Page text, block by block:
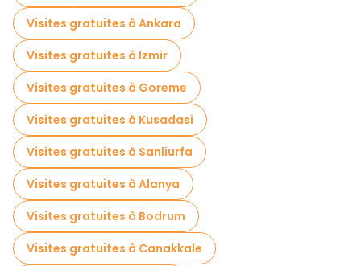
Excursions d'une journée gratuites à Sidé
Visites nocturnes gratuites à Sidé
Tours à vélo à Sidé
Visites gratuites à proximité Side
Visites gratuites à proximité Manavgat Waterfall
Visites gratuites à Ankara
Visites gratuites à Izmir
Visites gratuites à Goreme
Visites gratuites à Kusadasi
Visites gratuites à Sanliurfa
Visites gratuites à Alanya
Visites gratuites à Bodrum
Visites gratuites à Canakkale